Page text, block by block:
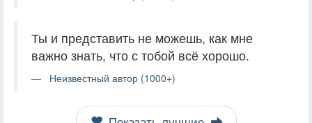
Ты и представить не можешь, как мне
важно знать, что с тобой всё хорошо.
Неизвестный автор (1000+)